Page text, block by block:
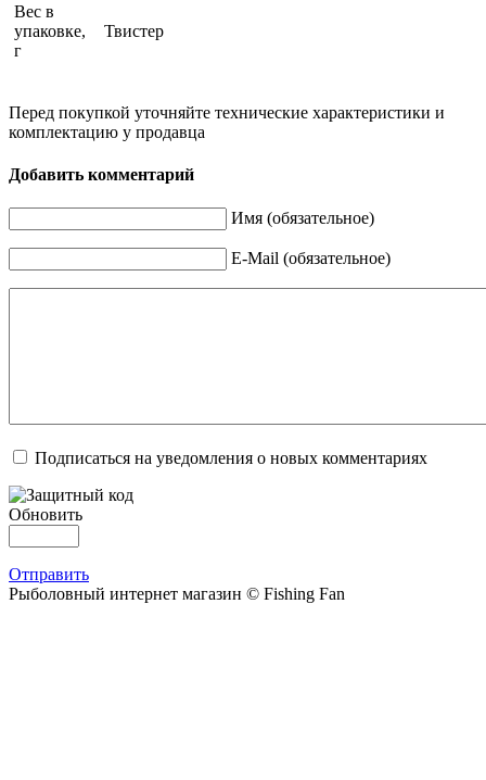
Вес в
упаковке,
г
Твистер
Перед покупкой уточняйте технические характеристики и
комплектацию у продавца
Добавить комментарий
Имя (обязательное)
E-Mail (обязательное)
Подписаться на уведомления о новых комментариях
Обновить
Отправить
Рыболовный интернет магазин © Fishing Fan